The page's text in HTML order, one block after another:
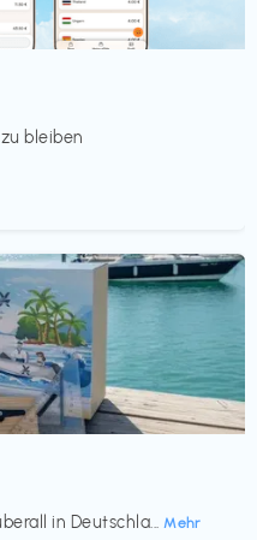
bleiben
in Deutschla... Mehr